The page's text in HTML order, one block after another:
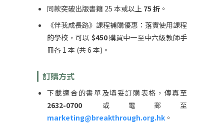
同款突破出版書籍 25 本或以上 75 折 。
《伴我成長路》課程補購優惠：落實使用課程
的學校，可以 $450購買中一至中六級教師手
冊各 1 本 (共 6 本)。
訂購方式
下載適合的書單及填妥訂購表格，傳真至
2632-0700 或電郵至
marketing@breakthrough.org.hk 。